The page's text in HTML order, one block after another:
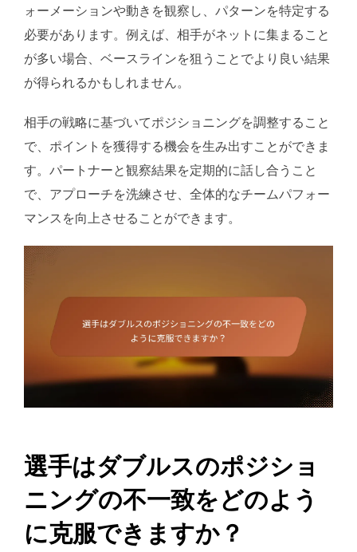
ォーメーションや動きを観察し、パターンを特定する
必要があります。例えば、相手がネットに集まること
が多い場合、ベースラインを狙うことでより良い結果
が得られるかもしれません。
相手の戦略に基づいてポジショニングを調整すること
で、ポイントを獲得する機会を生み出すことができま
す。パートナーと観察結果を定期的に話し合うこと
で、アプローチを洗練させ、全体的なチームパフォー
マンスを向上させることができます。
選手はダブルスのポジショ
ニングの不一致をどのよう
に克服できますか？